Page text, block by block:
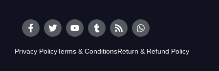
Privacy PolicyTerms & ConditionsReturn & Refund Policy